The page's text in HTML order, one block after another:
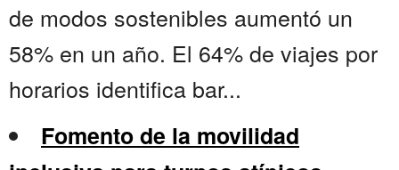
de modos sostenibles aumentó un
58% en un año. El 64% de viajes por
horarios identifica bar...
Fomento de la movilidad